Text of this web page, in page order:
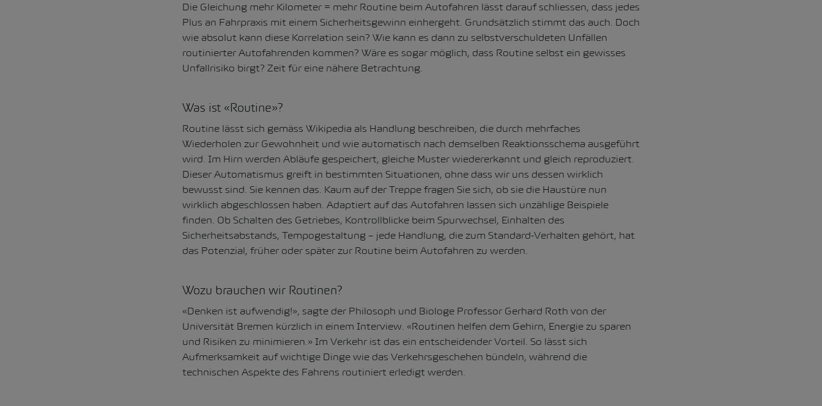
Die Gleichung mehr Kilometer = mehr Routine beim Autofahren lässt darauf schliessen, dass jedes
Plus an Fahrpraxis mit einem Sicherheitsgewinn einhergeht. Grundsätzlich stimmt das auch. Doch
wie absolut kann diese Korrelation sein? Wie kann es dann zu selbstverschuldeten Unfällen
routinierter Autofahrenden kommen? Wäre es sogar möglich, dass Routine selbst ein gewisses
Unfallrisiko birgt? Zeit für eine nähere Betrachtung.
Was ist «Routine»?
Routine lässt sich gemäss Wikipedia als Handlung beschreiben, die durch mehrfaches
Wiederholen zur Gewohnheit und wie automatisch nach demselben Reaktionsschema ausgeführt
wird. Im Hirn werden Abläufe gespeichert, gleiche Muster wiedererkannt und gleich reproduziert.
Dieser Automatismus greift in bestimmten Situationen, ohne dass wir uns dessen wirklich
bewusst sind. Sie kennen das. Kaum auf der Treppe fragen Sie sich, ob sie die Haustüre nun
wirklich abgeschlossen haben. Adaptiert auf das Autofahren lassen sich unzählige Beispiele
finden. Ob Schalten des Getriebes, Kontrollblicke beim Spurwechsel, Einhalten des
Sicherheitsabstands, Tempogestaltung – jede Handlung, die zum Standard-Verhalten gehört, hat
das Potenzial, früher oder später zur Routine beim Autofahren zu werden.
Wozu brauchen wir Routinen?
«Denken ist aufwendig!», sagte der Philosoph und Biologe Professor Gerhard Roth von der
Universität Bremen kürzlich in einem Interview. «Routinen helfen dem Gehirn, Energie zu sparen
und Risiken zu minimieren.» Im Verkehr ist das ein entscheidender Vorteil. So lässt sich
Aufmerksamkeit auf wichtige Dinge wie das Verkehrsgeschehen bündeln, während die
technischen Aspekte des Fahrens routiniert erledigt werden.